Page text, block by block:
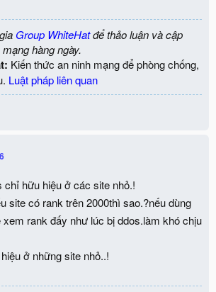
Group WhiteHatđể thảo luận và cập
hàng ngày.
Kiến thức an ninh mạng để phòng chống,
Luật pháp liên quan
chỉ hữu hiệu ở các site nhỏ.!
site có rank trên 2000thì sao.?nếu dùng
rank đấy như lúc bị ddos.làm khó chịu
ở những site nhỏ..!